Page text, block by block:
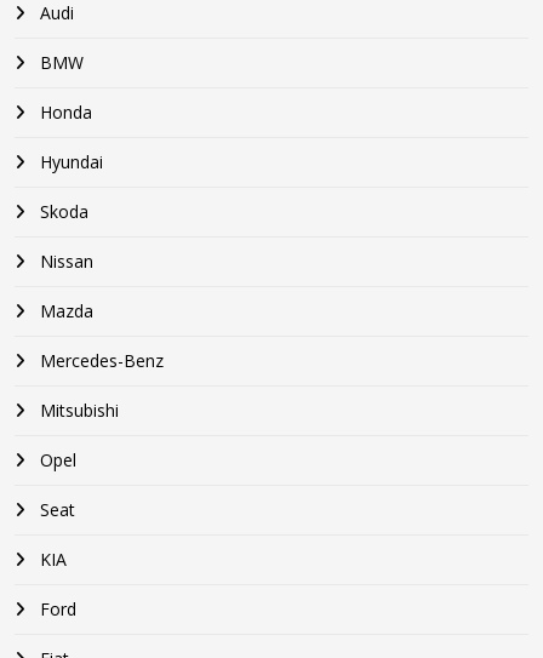
Audi
BMW
Honda
Hyundai
Skoda
Nissan
Mazda
Mercedes-Benz
Mitsubishi
Opel
Seat
KIA
Ford